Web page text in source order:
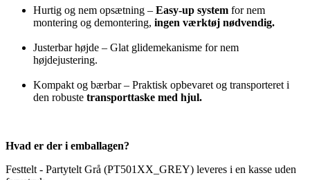
Hurtig og nem opsætning – Easy-up system for nem
montering og demontering, ingen værktøj nødvendig.
Justerbar højde – Glat glidemekanisme for nem
højdejustering.
Kompakt og bærbar – Praktisk opbevaret og transporteret i
den robuste transporttaske med hjul.
Hvad er der i emballagen?
Festtelt - Partytelt Grå (PT501XX_GREY) leveres i en kasse uden